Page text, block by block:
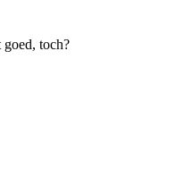
toch?